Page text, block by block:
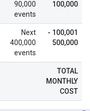
100,000
90,000
events
100,001 -
500,000
Next
400,000
events
TOTAL
MONTHLY
COST